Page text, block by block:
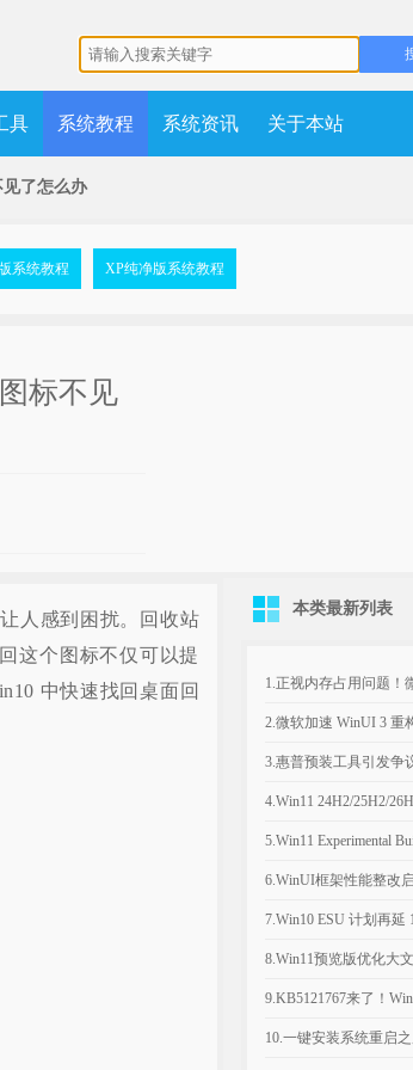
具 系统教程 系统资讯 关于本站
了怎么办
系统教程 XP纯净版系统教程
标不见
人感到困扰。回收站
这个图标不仅可以提
中快速找回桌面回
本类最新列表
1.正视内存占用问题！
计划年底优化Win11，改
8GB设备运行体验
2.微软加速 WinUI 3 重
Win11，深色属性界面
开端
3.惠普预装工具引发争
Win11电脑反复推送弹
引导设置Bing为默认搜
擎
4.Win11 24H2/25H2/
月可选更新：文件管理
化文件大小单位
5.Win11 Experimental
29634.1000：新增语音
人声隔离
6.WinUI框架性能整改
微软承认Win11内置应用
存过高，底层优化前置
7.Win10 ESU 计划再延
年，支持期限至 2027年
8.Win11预览版优化大
除流程，告别“正在计
窗
9.KB5121767来了！
补丁修复部分戴尔电脑
10.一键安装系统重启